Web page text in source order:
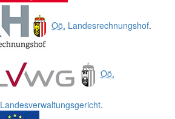
Oö. Landesrechnungshof.
Oö.
Landesverwaltungsgericht.